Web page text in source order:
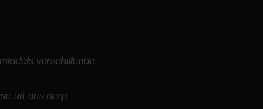
verschillende
uit ons dorp.